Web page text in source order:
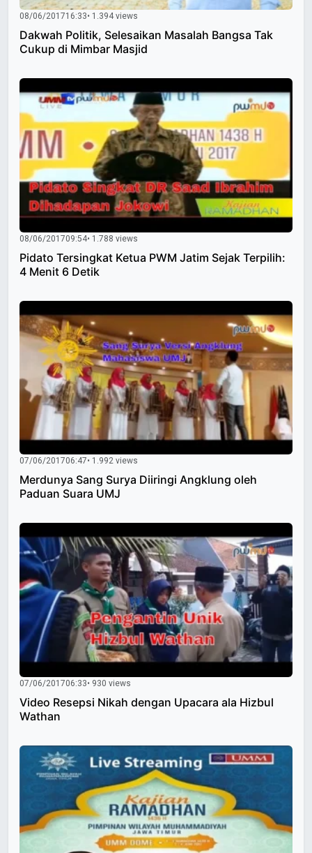
08/06/201716:33• 1.394 views
Dakwah Politik, Selesaikan Masalah Bangsa Tak
Cukup di Mimbar Masjid
08/06/201709:54• 1.788 views
Pidato Tersingkat Ketua PWM Jatim Sejak Terpilih:
4 Menit 6 Detik
07/06/201706:47• 1.992 views
Merdunya Sang Surya Diiringi Angklung oleh
Paduan Suara UMJ
07/06/201706:33• 930 views
Video Resepsi Nikah dengan Upacara ala Hizbul
Wathan